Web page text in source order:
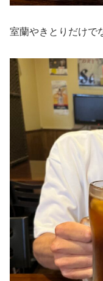
室蘭やきとりだけで